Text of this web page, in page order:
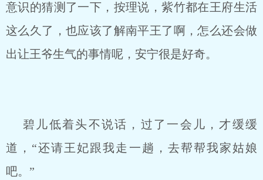
意识的猜测了一下，按理说，紫竹都在王府生活
这么久了，也应该了解南平王了啊，怎么还会做
出让王爷生气的事情呢，安宁很是好奇。
碧儿低着头不说话，过了一会儿，才缓缓
道，“还请王妃跟我走一趟，去帮帮我家姑娘
吧。”